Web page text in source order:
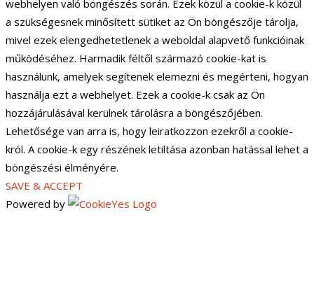
webhelyen való böngészés során. Ezek közül a cookie-k közül
a szükségesnek minősített sütiket az Ön böngészője tárolja,
mivel ezek elengedhetetlenek a weboldal alapvető funkcióinak
működéséhez. Harmadik féltől származó cookie-kat is
használunk, amelyek segítenek elemezni és megérteni, hogyan
használja ezt a webhelyet. Ezek a cookie-k csak az Ön
hozzájárulásával kerülnek tárolásra a böngészőjében.
Lehetősége van arra is, hogy leiratkozzon ezekről a cookie-
król. A cookie-k egy részének letiltása azonban hatással lehet a
böngészési élményére.
SAVE & ACCEPT
Powered by